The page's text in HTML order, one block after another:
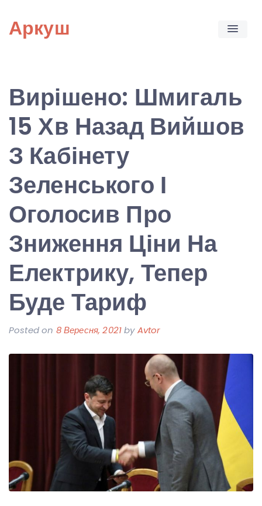
content
Аркуш
Вирішено: Шмигаль
15 Хв Назад Вийшов
З Кабінету
Зеленського І
Оголосив Про
Зниження Ціни На
Електрику, Тепер
Буде Тариф
Posted on 8 Вересня, 2021byAvtor